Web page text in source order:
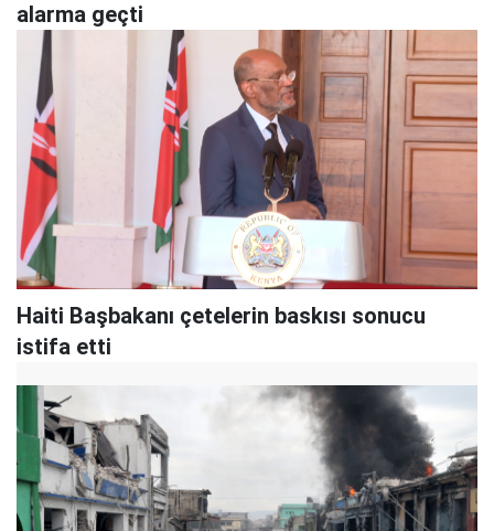
alarma geçti
Haiti Başbakanı çetelerin baskısı sonucu
istifa etti